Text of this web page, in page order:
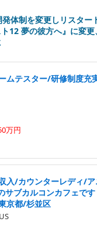
発体制を変更しリスター
ト12 夢の彼方へ』に変
ムテスター/研修制度充
万円
入/カウンターレディ/
サブカルコンカフェで
京都/杉並区